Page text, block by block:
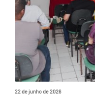
22 de junho de 2026